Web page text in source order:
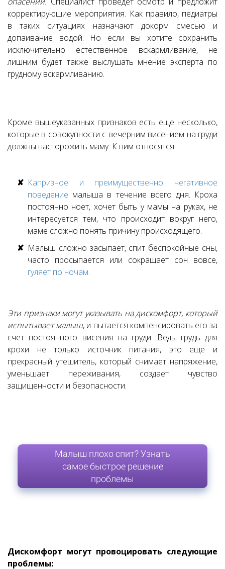
корректирующие мероприятия. Как правило, педиатры
в таких ситуациях назначают докорм смесью и
допаивание водой. Но если вы хотите сохранить
исключительно естественное вскармливание, не
лишним будет также выслушать мнение эксперта по
грудному вскармливанию.
Кроме вышеуказанных признаков есть еще несколько,
которые в совокупности с вечерним висением на груди
должны насторожить маму. К ним относятся:
Капризное и преимущественно негативное
поведение малыша в течение всего дня. Кроха
постоянно ноет, хочет быть у мамы на руках, не
интересуется тем, что происходит вокруг него,
маме сложно понять причину происходящего.
Малыш сложно засыпает, спит беспокойные сны,
часто просыпается или сокращает сон вовсе,
гуляет по ночам.
Эти признаки могут указывать на дискомфорт, который
испытывает малыш, и пытается компенсировать его за
счет постоянного висения на груди. Ведь грудь для
крохи не только источник питания, это еще и
прекрасный утешитель, который снимает напряжение,
уменьшает переживания, создает чувство
защищенности и безопасности.
Малыш плохо спит? Узнать
самое быстрое решение
проблемы
Дискомфорт могут провоцировать следующие
проблемы: